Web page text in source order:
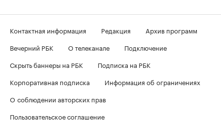
Контактная информация Редакция
Архив программ
Вечерний РБК
О телеканале
Подключение
Скрыть баннеры на РБК
Подписка на РБК
Корпоративная подписка
Информация об ограничениях
О соблюдении авторских прав
Пользовательское соглашение